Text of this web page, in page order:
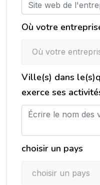
Où votre
Où votre
Ville(s) dans
exerce ses
choisir un pays
choisir un pays